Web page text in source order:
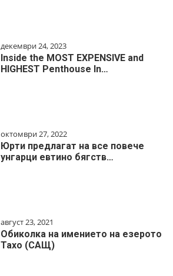
декември 24, 2023
Inside the MOST EXPENSIVE and
HIGHEST Penthouse In…
октомври 27, 2022
Юрти предлагат на все повече
унгарци евтино бягств…
август 23, 2021
Обиколка на имението на езерото
Тахо (САЩ)